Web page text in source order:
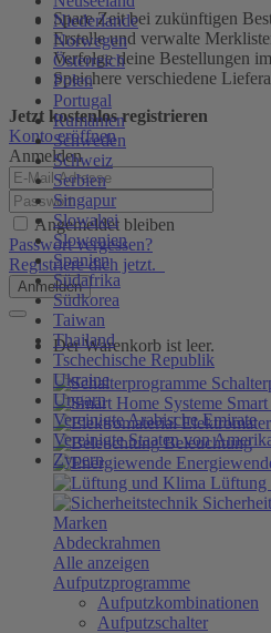
Niederlande
Norwegen
Österreich
Polen
Portugal
Rumänien
Schweden
Schweiz
Serbien
Singapur
Slowakei
Slowenien
Spanien
Südafrika
Südkorea
Taiwan
Thailand
Tschechische Republik
Ukraine
Ungarn
Vereinigte Arabische Emirate
Vereinigte Staaten von
Zypern
Spare Zeit bei zukünftigen
Erstelle und verwalte
Verfolge deine Bestellungen
Speichere verschiedene
Jetzt kostenlos registrieren
Konto eröffnen
Anmelden
Angemeldet bleiben
Passwort vergessen?
Registriere dich jetzt.
Anmelden
Der Warenkorb ist leer.
Beleuchtung
Lüftung
Marken
Abdeckrahmen
Alle anzeigen
Aufputzprogramme
Aufputzkombinationen
Aufputzschalter